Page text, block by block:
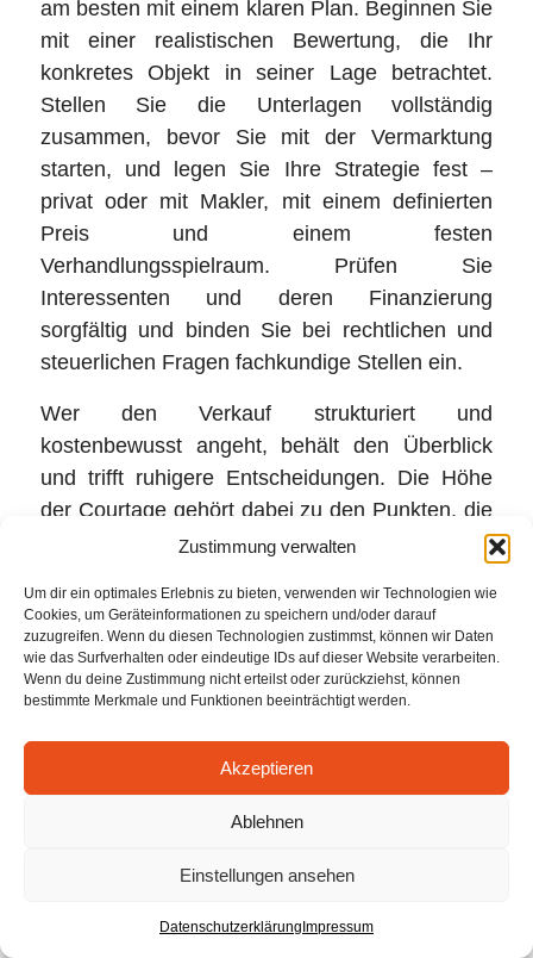
Zustimmung verwalten
Um dir ein optimales Erlebnis zu bieten, verwenden wir Technologien wie
Cookies, um Geräteinformationen zu speichern und/oder darauf
zuzugreifen. Wenn du diesen Technologien zustimmst, können wir Daten
wie das Surfverhalten oder eindeutige IDs auf dieser Website verarbeiten.
Wenn du deine Zustimmung nicht erteilst oder zurückziehst, können
bestimmte Merkmale und Funktionen beeinträchtigt werden.
Akzeptieren
Ablehnen
Einstellungen ansehen
Datenschutzerklärung Impressum
am besten mit einem klaren Plan. Beginnen Sie
mit einer realistischen Bewertung, die Ihr
konkretes Objekt in seiner Lage betrachtet.
Stellen Sie die Unterlagen vollständig
zusammen, bevor Sie mit der Vermarktung
starten, und legen Sie Ihre Strategie fest –
privat oder mit Makler, mit einem definierten
Preis und einem festen
Verhandlungsspielraum. Prüfen Sie
Interessenten und deren Finanzierung
sorgfältig und binden Sie bei rechtlichen und
steuerlichen Fragen fachkundige Stellen ein.
Wer den Verkauf strukturiert und
kostenbewusst angeht, behält den Überblick
und trifft ruhigere Entscheidungen. Die Höhe
der Courtage gehört dabei zu den Punkten, die
sich konkret vergleichen lassen. Neues Nest
lokaler Marktkenntnis, professioneller
Vermarktung und einer fairen Courtage von
1,785 % pro Partei – als Ansprechpartner, bei
dem Ihr Nutzen im Vordergrund steht.